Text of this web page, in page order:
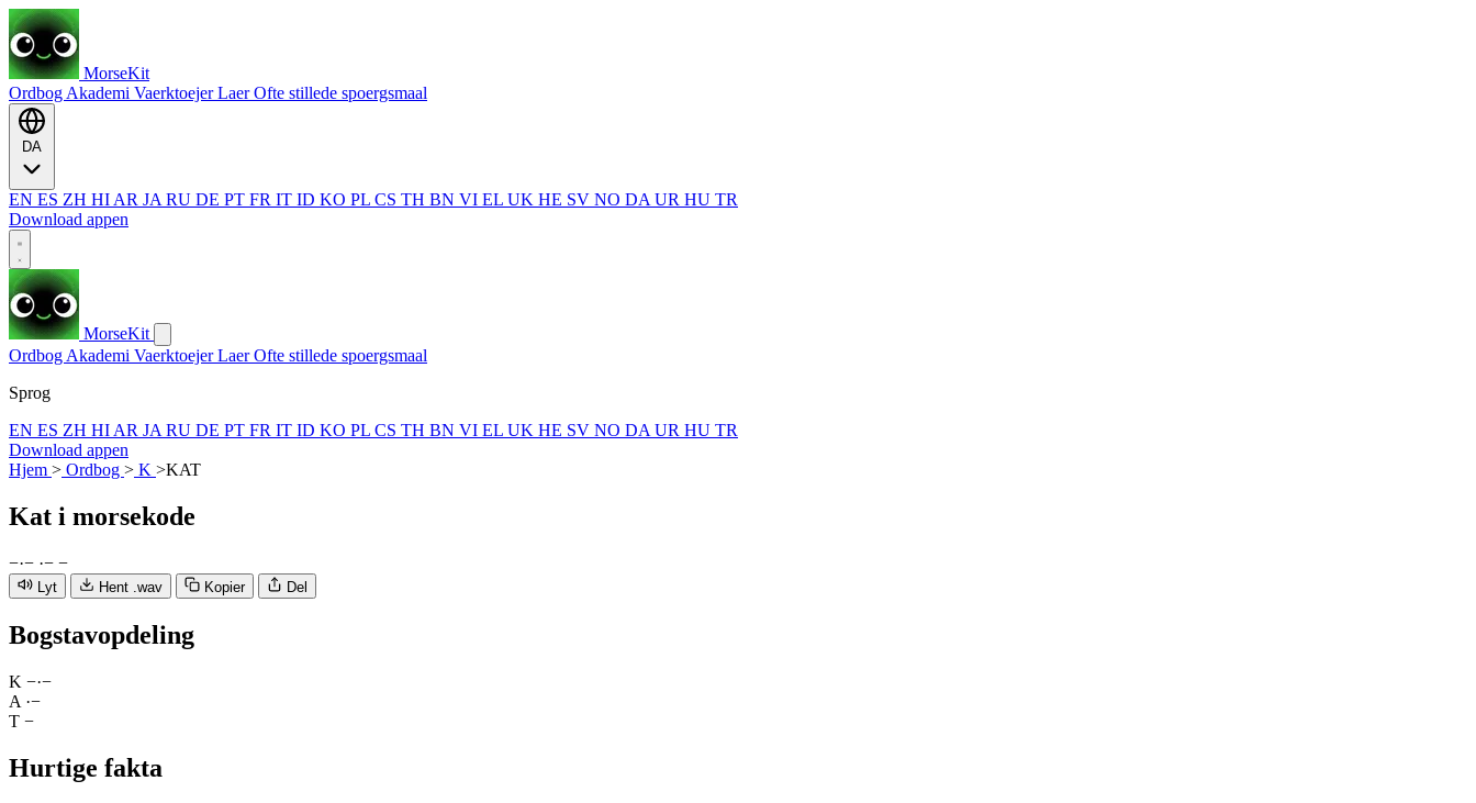
MorseKit
Ordbog Akademi VaerktoejerLaerOfte stillede spoergsmaal
EN ES ZH HI AR JA RU DE PT FR IT ID KO PL CS TH BN VI EL UK HE SV NO DA UR HU TR
Download appen
MorseKit
Ordbog Akademi VaerktoejerLaerOfte stillede spoergsmaal
Sprog
EN ES ZH HI AR JA RU DE PT FR IT ID KO PL CS TH BN VI EL UK HE SV NO DA UR HU TR
Download appen
Hjem > Ordbog > K >KAT
Kat i morsekode
−·− ·− −
Lyt Hent .wav Kopier Del
Bogstavopdeling
K −·−
A ·−
T −
Hurtige fakta